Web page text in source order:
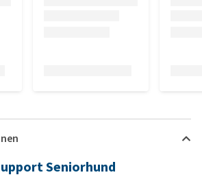
Seniorhund